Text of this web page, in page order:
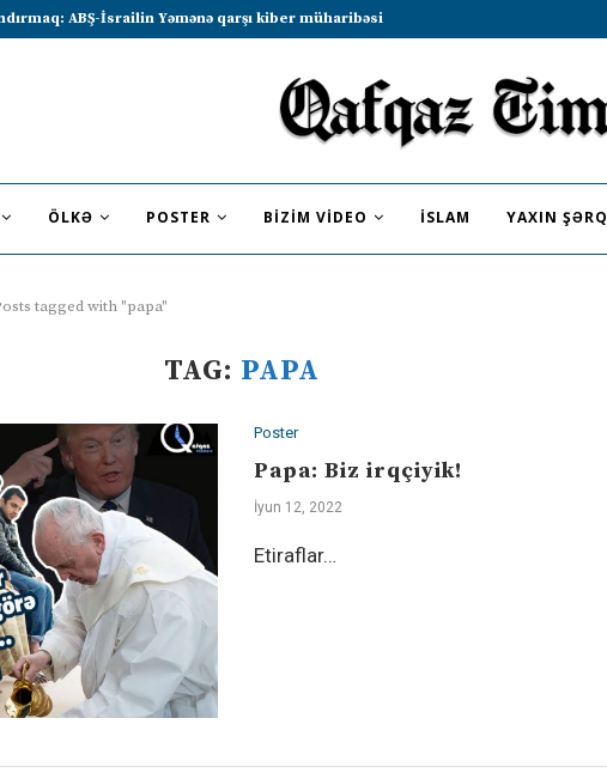
ABŞ-İsrailin Yəmənə qarşı kiber müharibəsi
ÖLKƏ POSTER BIZIM VIDEO İSLAM YAXIN ŞƏRQ
tagged with "papa"
TAG: PAPA
Poster
Papa: Biz irqçiyik!
İyun 12, 2022
Etiraflar…